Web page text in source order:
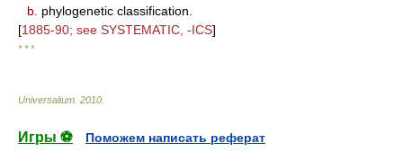
b. phylogenetic classification.
[1885-90; see SYSTEMATIC, -ICS]
* * *
Universalium 2010
Игры ⚽
Поможем написать реферат